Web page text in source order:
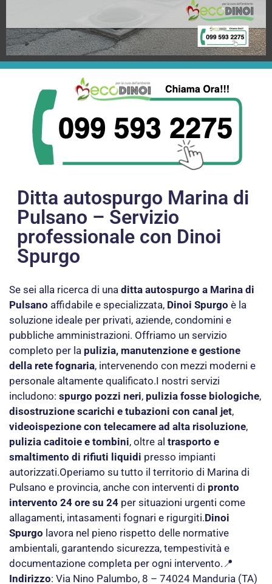
Ditta autospurgo Marina di
Pulsano – Servizio
professionale con Dinoi
Spurgo
Se sei alla ricerca di una ditta autospurgo a Marina di
Pulsano affidabile e specializzata, Dinoi Spurgo è la
soluzione ideale per privati, aziende, condomini e
pubbliche amministrazioni. Offriamo un servizio
completo per la pulizia, manutenzione e gestione
della rete fognaria, intervenendo con mezzi moderni e
personale altamente qualificato.I nostri servizi
includono: spurgo pozzi neri, pulizia fosse biologiche,
disostruzione scarichi e tubazioni con canal jet,
videoispezione con telecamere ad alta risoluzione,
pulizia caditoie e tombini, oltre al trasporto e
smaltimento di rifiuti liquidi presso impianti
autorizzati.Operiamo su tutto il territorio di Marina di
Pulsano e provincia, anche con interventi di pronto
intervento 24 ore su 24 per situazioni urgenti come
allagamenti, intasamenti fognari e rigurgiti.Dinoi
Spurgo lavora nel pieno rispetto delle normative
ambientali, garantendo sicurezza, tempestività e
documentazione completa per ogni intervento.📍
Indirizzo: Via Nino Palumbo, 8 – 74024 Manduria (TA)